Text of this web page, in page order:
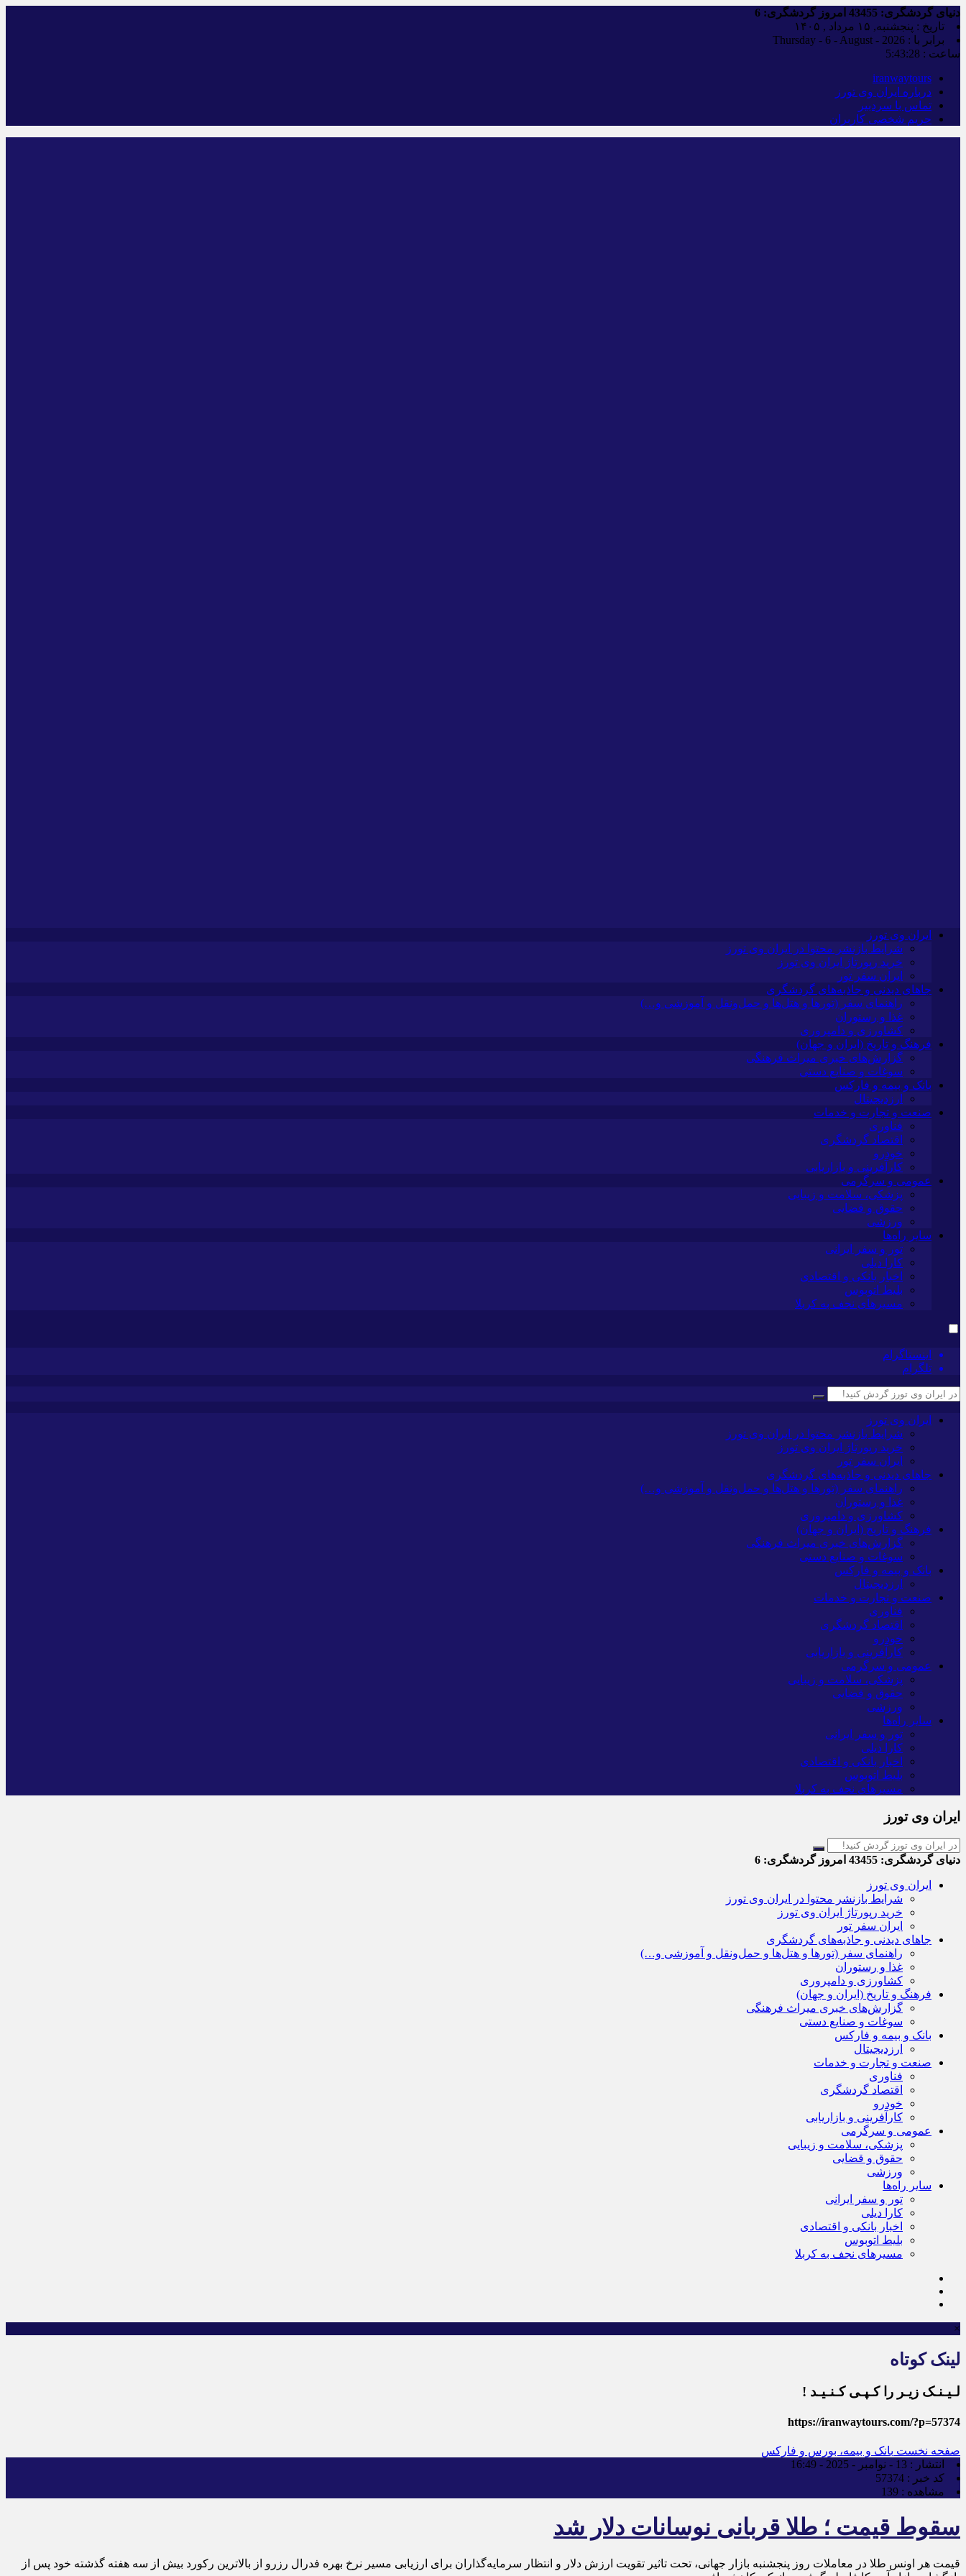
دنیای گردشگری: امروز گردشگری:
تاریخ : پنجشنبه, ۱۵ مرداد , ۱۴۰۵
برابر با : Thursday - 6 - August - 2026
ساعت : 5:43:29
iranwaytours
درباره ایران وی تورز
تماس با سردبیر
حریم شخصی کاربران
ایران وی تورز
شرایط بازنشر محتوا در ایران وی تورز
خرید رپورتاژ ایران وی تورز
ایران سفر تور
جاهای دیدنی و جاذبه‌های گردشگری
راهنمای سفر (تورها و هتل‌ها و حمل‌و‌نقل و آموزشی و…)
غذا و رستوران
کشاورزی و دامپروری
فرهنگ و تاریخ (ایران و جهان)
گزارش‌های خبری میراث فرهنگی
سوغات و صنایع دستی
بانک و بیمه و فارکس
ارزدیجیتال
صنعت و تجارت و خدمات
فناوری
اقتصاد گردشگری
خودرو
کارآفرینی و بازاریابی
عمومی و سرگرمی
پزشکی، سلامت و زیبایی
حقوق و قضایی
ورزشی
سایر راه‌ها
تور و سفر ایرانی
کارا دیلی
اخبار بانکی و اقتصادی
بلیط اتوبوس
مسیرهای نجف به کربلا
اینستاگرام
تلگرام
ایران وی تورز
شرایط بازنشر محتوا در ایران وی تورز
خرید رپورتاژ ایران وی تورز
ایران سفر تور
جاهای دیدنی و جاذبه‌های گردشگری
راهنمای سفر (تورها و هتل‌ها و حمل‌و‌نقل و آموزشی و…)
غذا و رستوران
کشاورزی و دامپروری
فرهنگ و تاریخ (ایران و جهان)
گزارش‌های خبری میراث فرهنگی
سوغات و صنایع دستی
بانک و بیمه و فارکس
ارزدیجیتال
صنعت و تجارت و خدمات
فناوری
اقتصاد گردشگری
خودرو
کارآفرینی و بازاریابی
عمومی و سرگرمی
پزشکی، سلامت و زیبایی
حقوق و قضایی
ورزشی
سایر راه‌ها
تور و سفر ایرانی
کارا دیلی
اخبار بانکی و اقتصادی
بلیط اتوبوس
مسیرهای نجف به کربلا
ایران وی تورز
دنیای گردشگری: امروز گردشگری:
ایران وی تورز
شرایط بازنشر محتوا در ایران وی تورز
خرید رپورتاژ ایران وی تورز
ایران سفر تور
جاهای دیدنی و جاذبه‌های گردشگری
راهنمای سفر (تورها و هتل‌ها و حمل‌و‌نقل و آموزشی و…)
غذا و رستوران
کشاورزی و دامپروری
فرهنگ و تاریخ (ایران و جهان)
گزارش‌های خبری میراث فرهنگی
سوغات و صنایع دستی
بانک و بیمه و فارکس
ارزدیجیتال
صنعت و تجارت و خدمات
فناوری
اقتصاد گردشگری
خودرو
کارآفرینی و بازاریابی
عمومی و سرگرمی
پزشکی، سلامت و زیبایی
حقوق و قضایی
ورزشی
سایر راه‌ها
تور و سفر ایرانی
کارا دیلی
اخبار بانکی و اقتصادی
بلیط اتوبوس
مسیرهای نجف به کربلا
×
لینک کوتاه
لـیـنـک زیـر را کـپـی کـنـیـد !
https://iranwaytours.com/?p=57374
صفحه نخست بانک و بیمه، بورس و فارکس
انتشار : 13 - نوامبر - 2025 - 16:49
کد خبر : 57374
مشاهده : 139
سقوط قیمت ؛ طلا قربانی نوسانات دلار شد
قیمت هر اونس طلا در معاملات روز پنجشنبه بازار جهانی، تحت تاثیر تقویت ارزش دلار و انتظار سرمایه‌گذاران برای ارزیابی مسیر نرخ بهره فدرال رزرو از بالاترین رکورد بیش از سه هفته گذشته خود پس از